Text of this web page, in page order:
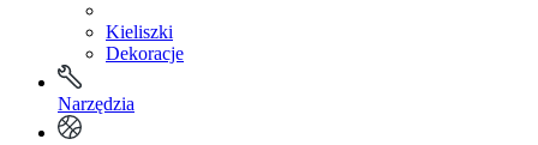
Kieliszki
Dekoracje
Narzędzia